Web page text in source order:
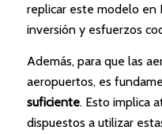
replicar este modelo en
inversión y esfuerzos
Además, para que las
aeropuertos, es
suficiente. Esto implica
dispuestos a utilizar